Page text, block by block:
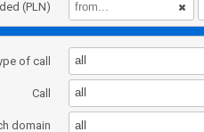
(PLN)
of call all
Call all
domain all